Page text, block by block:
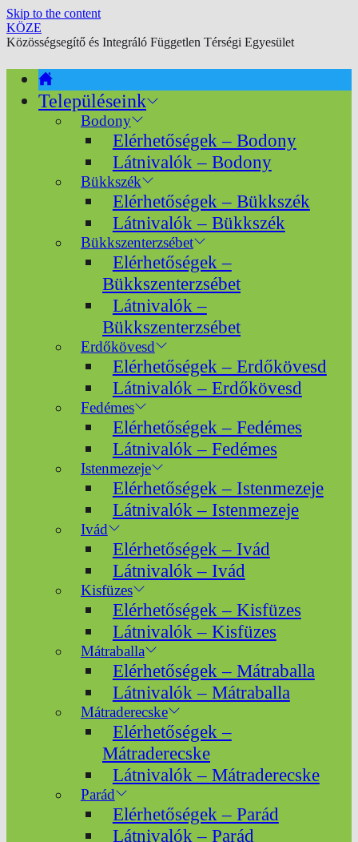
Skip to the content
KÖZE
Közösségsegítő és Integráló Független Térségi Egyesület
Településeink
Bodony
Elérhetőségek – Bodony
Látnivalók – Bodony
Bükkszék
Elérhetőségek – Bükkszék
Látnivalók – Bükkszék
Bükkszenterzsébet
Elérhetőségek –
Bükkszenterzsébet
Látnivalók –
Bükkszenterzsébet
Erdőkövesd
Elérhetőségek – Erdőkövesd
Látnivalók – Erdőkövesd
Fedémes
Elérhetőségek – Fedémes
Látnivalók – Fedémes
Istenmezeje
Elérhetőségek – Istenmezeje
Látnivalók – Istenmezeje
Ivád
Elérhetőségek – Ivád
Látnivalók – Ivád
Kisfüzes
Elérhetőségek – Kisfüzes
Látnivalók – Kisfüzes
Mátraballa
Elérhetőségek – Mátraballa
Látnivalók – Mátraballa
Mátraderecske
Elérhetőségek –
Mátraderecske
Látnivalók – Mátraderecske
Parád
Elérhetőségek – Parád
Látnivalók – Parád